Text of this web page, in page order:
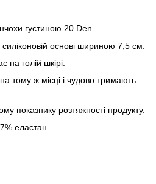
густиною 20 Den.
основі шириною 7,5 см.
на голій шкірі.
тому ж місці і чудово тримають
показнику розтяжності продукту.
еластан